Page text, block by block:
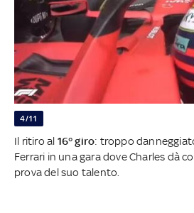
4/11
Il ritiro al 16° giro: troppo
Ferrari in una gara dove Charles dà
prova del suo talento.